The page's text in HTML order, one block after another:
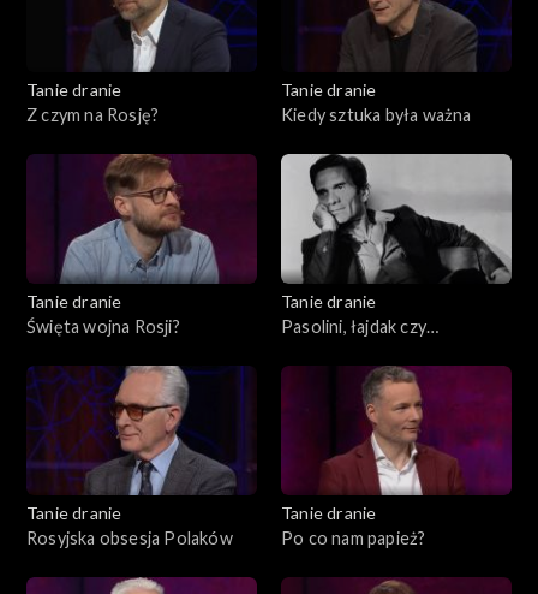
Tanie dranie
Z czym na Rosję?
Tanie dranie
Kiedy sztuka była ważna
Tanie dranie
Święta wojna Rosji?
Tanie dranie
Pasolini, łajdak czy
Tanie dranie
Rosyjska obsesja Polaków
Tanie dranie
Po co nam papież?